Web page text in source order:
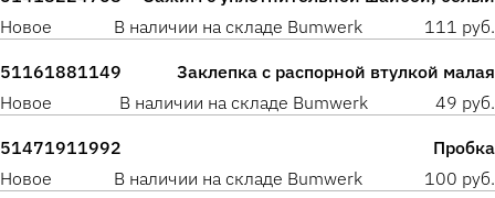
Новое
В наличии на складе Bumwerk 111 руб.
51161881149
Заклепка с распорной втулкой малая
Новое
В наличии на складе Bumwerk 49 руб.
51471911992
Пробка
Новое
В наличии на складе Bumwerk 100 руб.